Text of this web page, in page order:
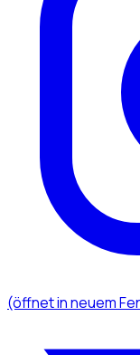
(öffnet in neuem